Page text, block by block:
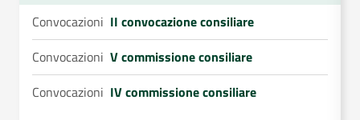
Convocazioni II convocazione consiliare
Convocazioni V commissione consiliare
Convocazioni IV commissione consiliare